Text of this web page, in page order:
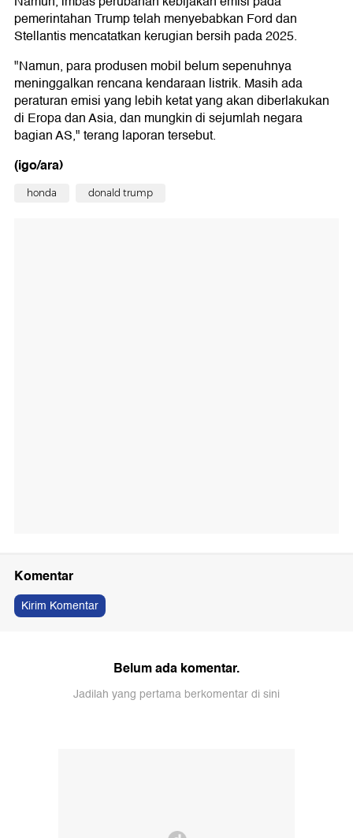
pemerintahan Trump telah menyebabkan Ford dan
Stellantis mencatatkan kerugian bersih pada 2025.
"Namun, para produsen mobil belum sepenuhnya
meninggalkan rencana kendaraan listrik. Masih ada
peraturan emisi yang lebih ketat yang akan diberlakukan
di Eropa dan Asia, dan mungkin di sejumlah negara
bagian AS," terang laporan tersebut.
(igo/ara)
honda donald trump
Komentar
Kirim Komentar
Belum ada komentar.
Jadilah yang pertama berkomentar di sini